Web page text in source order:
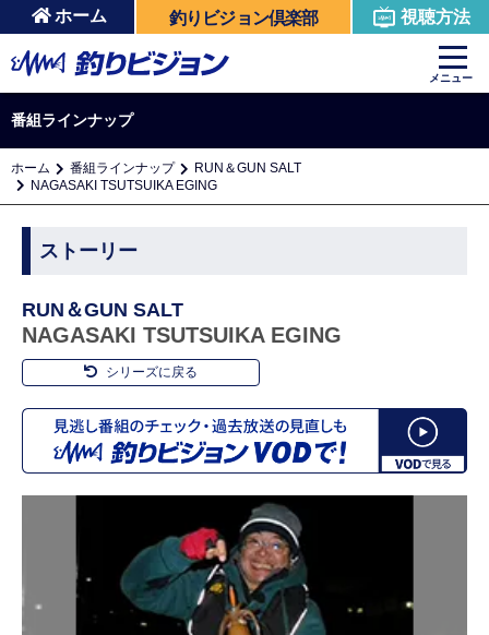
ホーム 釣りビジョン倶楽部 視聴方法
メニュー
番組ラインナップ
ホーム 番組ラインナップ
RUN＆GUN SALT
NAGASAKI TSUTSUIKA EGING
ストーリー
RUN＆GUN SALT
NAGASAKI TSUTSUIKA EGING
シリーズに戻る